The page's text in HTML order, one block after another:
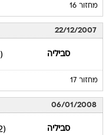
מחזור 16
22/12/2007
סביליה (1)
מחזור 17
06/01/2008
סביליה (2)